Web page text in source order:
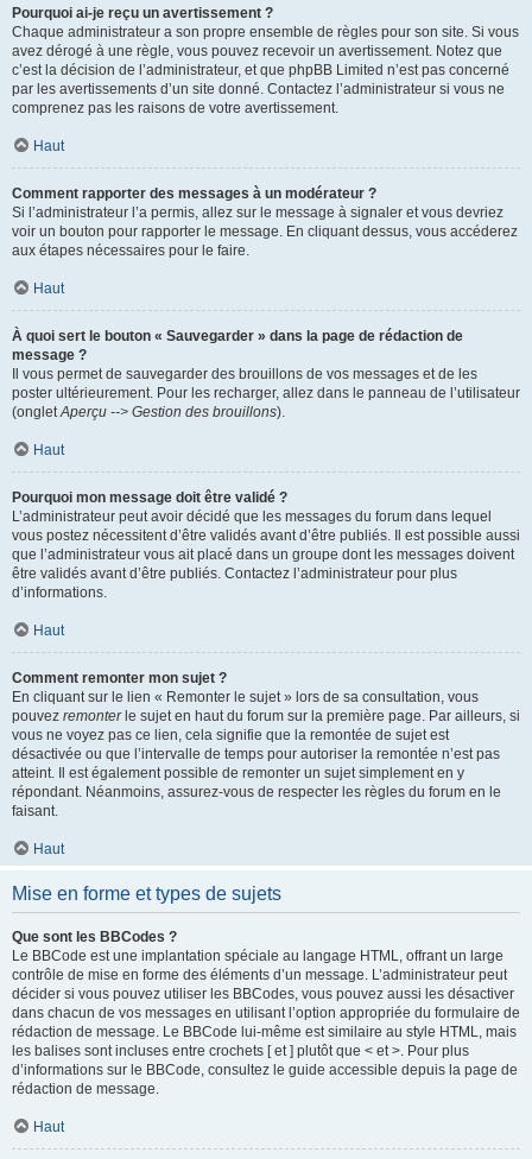
Pourquoi ai-je reçu un avertissement ?
Chaque administrateur a son propre ensemble de règles pour son site. Si vous
avez dérogé à une règle, vous pouvez recevoir un avertissement. Notez que
c’est la décision de l’administrateur, et que phpBB Limited n’est pas concerné
par les avertissements d’un site donné. Contactez l’administrateur si vous ne
comprenez pas les raisons de votre avertissement.
Haut
Comment rapporter des messages à un modérateur ?
Si l’administrateur l’a permis, allez sur le message à signaler et vous devriez
voir un bouton pour rapporter le message. En cliquant dessus, vous accéderez
aux étapes nécessaires pour le faire.
Haut
À quoi sert le bouton « Sauvegarder » dans la page de rédaction de
message ?
Il vous permet de sauvegarder des brouillons de vos messages et de les
poster ultérieurement. Pour les recharger, allez dans le panneau de l’utilisateur
(ongletAperçu --> Gestion des brouillons).
Haut
Pourquoi mon message doit être validé ?
L’administrateur peut avoir décidé que les messages du forum dans lequel
vous postez nécessitent d’être validés avant d’être publiés. Il est possible aussi
que l’administrateur vous ait placé dans un groupe dont les messages doivent
être validés avant d’être publiés. Contactez l’administrateur pour plus
d’informations.
Haut
Comment remonter mon sujet ?
En cliquant sur le lien « Remonter le sujet » lors de sa consultation, vous
pouvez remonterle sujet en haut du forum sur la première page. Par ailleurs, si
vous ne voyez pas ce lien, cela signifie que la remontée de sujet est
désactivée ou que l’intervalle de temps pour autoriser la remontée n’est pas
atteint. Il est également possible de remonter un sujet simplement en y
répondant. Néanmoins, assurez-vous de respecter les règles du forum en le
faisant.
Haut
Mise en forme et types de sujets
Que sont les BBCodes ?
Le BBCode est une implantation spéciale au langage HTML, offrant un large
contrôle de mise en forme des éléments d’un message. L’administrateur peut
décider si vous pouvez utiliser les BBCodes, vous pouvez aussi les désactiver
dans chacun de vos messages en utilisant l’option appropriée du formulaire de
rédaction de message. Le BBCode lui-même est similaire au style HTML, mais
les balises sont incluses entre crochets [ et ] plutôt que < et >. Pour plus
d’informations sur le BBCode, consultez le guide accessible depuis la page de
rédaction de message.
Haut